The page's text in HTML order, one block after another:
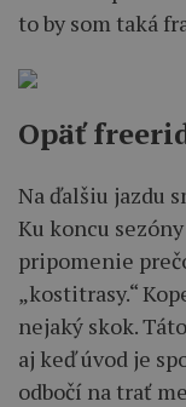
to by som taká
Opäť
Na ďalšiu jazdu
Ku koncu
pripomenie
„kostitrasy.“
nejaký skok.
aj keď úvod je
odbočí na trať